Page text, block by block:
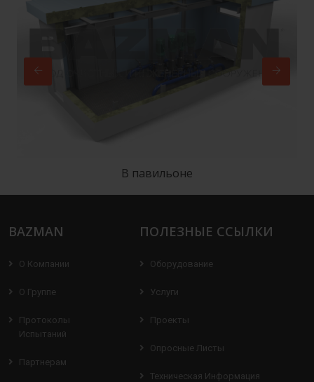
В павильоне
BAZMAN
О Компании
О Группе
Протоколы
Испытаний
Партнерам
ПОЛЕЗНЫЕ ССЫЛКИ
Оборудование
Услуги
Проекты
Опросные Листы
Техническая Информация